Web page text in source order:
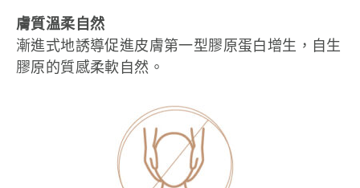
膚質溫柔自然
漸進式地誘導促進皮膚第一型膠原蛋白增生，自生
膠原的質感柔軟自然。